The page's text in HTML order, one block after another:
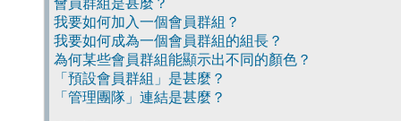
會員群組是甚麼？
我要如何加入一個會員群組？
我要如何成為一個會員群組的組長？
為何某些會員群組能顯示出不同的顏色？
「預設會員群組」是甚麼？
「管理團隊」連結是甚麼？